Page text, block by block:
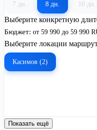
7 дн. 8 дн. 10 дн.
Выберите конкретную
Бюджет: от 59 990 до 59 990
Выберите локации
Касимов (2)
Показать ещё